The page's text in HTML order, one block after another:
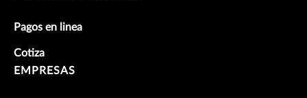
Pagos en linea
Cotiza
EMPRESAS